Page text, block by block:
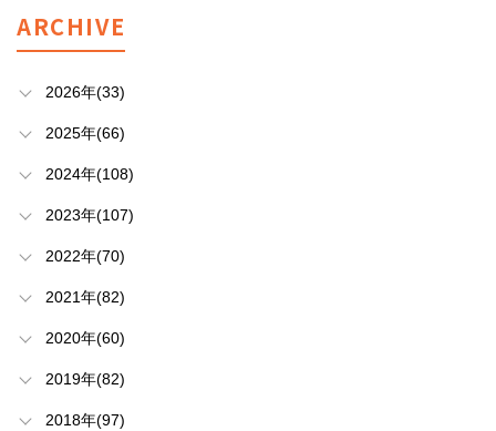
ARCHIVE
2026年(33)
2025年(66)
2024年(108)
2023年(107)
2022年(70)
2021年(82)
2020年(60)
2019年(82)
2018年(97)